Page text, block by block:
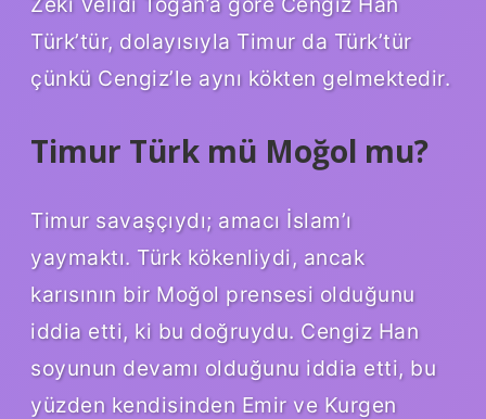
Türk’tür, dolayısıyla Timur da Türk’tür
çünkü Cengiz’le aynı kökten gelmektedir.
Timur Türk mü Moğol mu?
Timur savaşçıydı; amacı İslam’ı
yaymaktı. Türk kökenliydi, ancak
karısının bir Moğol prensesi olduğunu
iddia etti, ki bu doğruydu. Cengiz Han
soyunun devamı olduğunu iddia etti, bu
yüzden kendisinden Emir ve Kurgen